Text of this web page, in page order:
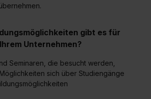
gibt es für
Unternehmen?
Seminaren, die besucht werden,
sich über Studiengänge